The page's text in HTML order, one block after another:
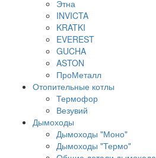
Этна
INVICTA
KRATKI
EVEREST
GUCHA
ASTON
ПроМеталл
Отопительные котлы
Термофор
Везувий
Дымоходы
Дымоходы "Моно"
Дымоходы "Термо"